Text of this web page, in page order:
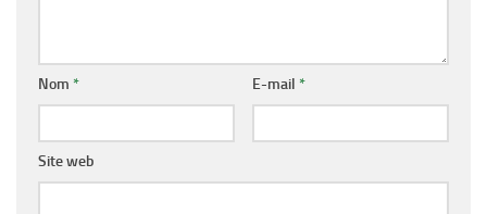
Nom * E-mail *
Site web